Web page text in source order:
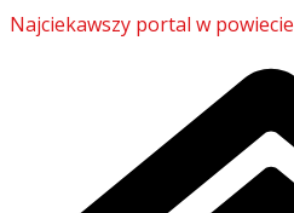
Najciekawszy portal w powiecie